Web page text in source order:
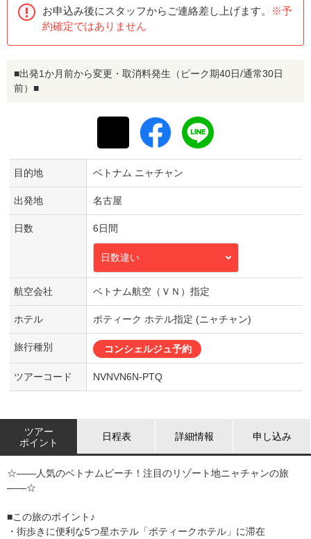
お申込み後にスタッフからご連絡差し上げます。
※予
約確定ではありません
■出発1か月前から変更・取消料発生（ピーク期40日/通常30日
前）■
目的地 ベトナム ニャチャン
出発地 名古屋
日数 6日間
日数違い
航空会社 ベトナム航空（ＶＮ）指定
ホテル ポティーク ホテル指定 (ニャチャン)
旅行種別 コンシェルジュ予約
ツアーコード NVNVN6N-PTQ
ツアー
ポイント
日程表 詳細情報 申し込み
☆――人気のベトナムビーチ！注目のリゾート地ニャチャンの旅
――☆
■この旅のポイント♪
・街歩きに便利な5つ星ホテル「ポティークホテル」に滞在